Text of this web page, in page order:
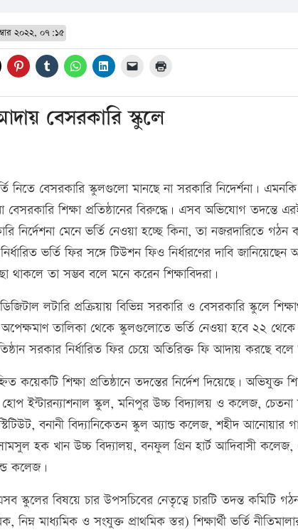
২০২২, ০৭:১৫
বেসরকারি স্কুলে
নিতে বেসরকারি স্কুলগুলো মানছে না সরকারি নিদের্শনা।
শিক্ষা প্রতিষ্ঠানের বিরুদ্ধে। এসব অভিযোগ তদন্তে
নির্দেশনা মেনে ভর্তি নেওয়া হচ্ছে কিনা, তা নজরদারিতে
ভর্তি ফির সঙ্গে টিউশন ফিও নির্ধারণের দাবি জানিয়েছেন
থাকলে তা সম্ভব বলে মনে করেন শিক্ষাবিদরা।
লটারি প্রক্রিয়ায় বিভিন্ন সরকারি ও বেসরকারি স্কুলে
তালিকা থেকে স্কুলগুলোতে ভর্তি নেওয়া হবে ২২ থেকে
সরকার নির্ধারিত ফির চেয়ে অতিরিক্ত ফি আদায় করছে
শিক্ষা প্রতিষ্ঠানে তদন্তের নির্দেশ দিয়েছে। অভিযুক্ত
ইন্টারন্যাশনাল স্কুল, মনিপুর উচ্চ বিদ্যালয় ও কলেজ, চেতনা
বনানী বিদ্যানিকেতন স্কুল অ্যান্ড কলেজ, শহীদ আনোয়ার
হক খান উচ্চ বিদ্যালয়, বনফুল গ্রিন হার্ট আদিবাসী
কলেজ।
স্কুলের বিষয়ে চার উপসচিবের নেতৃত্বে চারটি তদন্ত কমিটি
নিম্ন মাধ্যমিক ও সংযুক্ত প্রাথমিক স্তর) শিক্ষার্থী ভর্তি